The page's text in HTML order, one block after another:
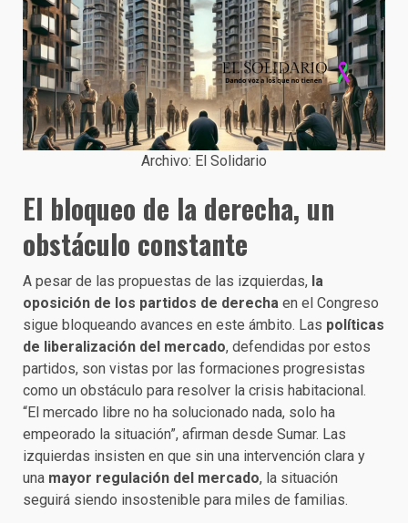
Archivo: El Solidario
El bloqueo de la derecha, un
obstáculo constante
A pesar de las propuestas de las izquierdas, la
oposición de los partidos de derecha en el Congreso
sigue bloqueando avances en este ámbito. Las políticas
de liberalización del mercado, defendidas por estos
partidos, son vistas por las formaciones progresistas
como un obstáculo para resolver la crisis habitacional.
“El mercado libre no ha solucionado nada, solo ha
empeorado la situación”, afirman desde Sumar. Las
izquierdas insisten en que sin una intervención clara y
una mayor regulación del mercado, la situación
seguirá siendo insostenible para miles de familias.